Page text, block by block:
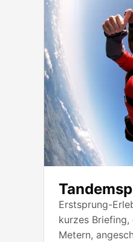
Erstsprung-
kurzes
Metern,